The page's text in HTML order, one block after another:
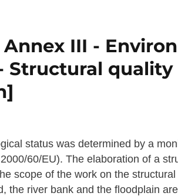
Annex III -
Structural quality
status was determined by a
60/EU). The elaboration of a
scope of the work on the
the river bank and the floodplain